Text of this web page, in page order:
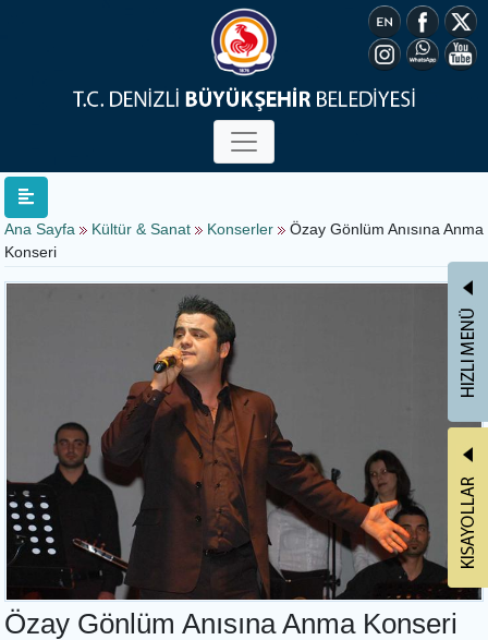
Ana Sayfa Kültür & Sanat Konserler
Özay Gönlüm Anısına Anma
Konseri
Özay Gönlüm Anısına Anma Konseri